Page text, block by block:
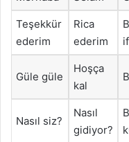
Teşekkür
ederim
Rica
ederim
Güle güle
Hoşça
kal
Nasıl siz?
Nasıl
gidiyor?